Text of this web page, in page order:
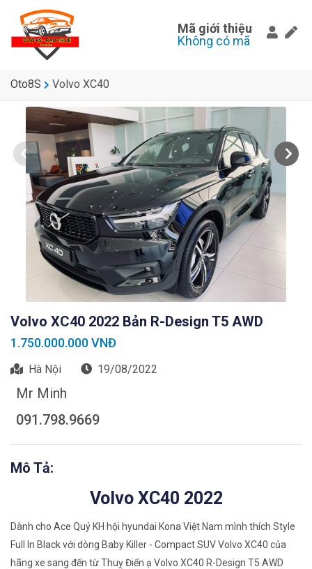
Mã giới thiệu
Không có mã
Oto8S Volvo XC40
Volvo XC40 2022 Bản R-Design T5 AWD
1.750.000.000 VNĐ
Hà Nội 19/08/2022
Mr Minh
091.798.9669
Mô Tả:
Volvo XC40 2022
Dành cho Ace Quý KH hội hyundai Kona Việt Nam mình thích Style
Full In Black với dòng Baby Killer - Compact SUV Volvo XC40 của
hãng xe sang đến từ Thuỵ Điển ạ Volvo XC40 R-Design T5 AWD